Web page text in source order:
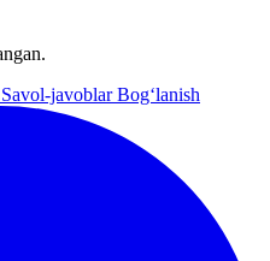
Savol-javoblarBog‘lanish